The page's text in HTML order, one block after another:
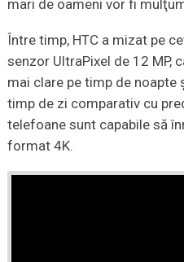
mari de oameni vor fi
Între timp, HTC a mizat pe
senzor UltraPixel de 12 MP,
mai clare pe timp de noapte
timp de zi comparativ cu
telefoane sunt capabile să
format 4K.